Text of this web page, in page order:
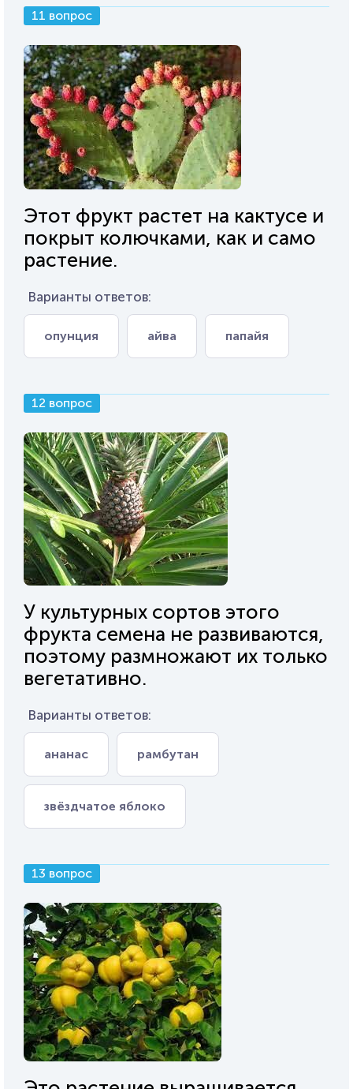
11 вопрос
Этот фрукт растет на кактусе и
покрыт колючками, как и само
растение.
Варианты ответов:
опунция айва папайя
12 вопрос
У культурных сортов этого
фрукта семена не развиваются,
поэтому размножают их только
вегетативно.
Варианты ответов:
ананас рамбутан
звёздчатое яблоко
13 вопрос